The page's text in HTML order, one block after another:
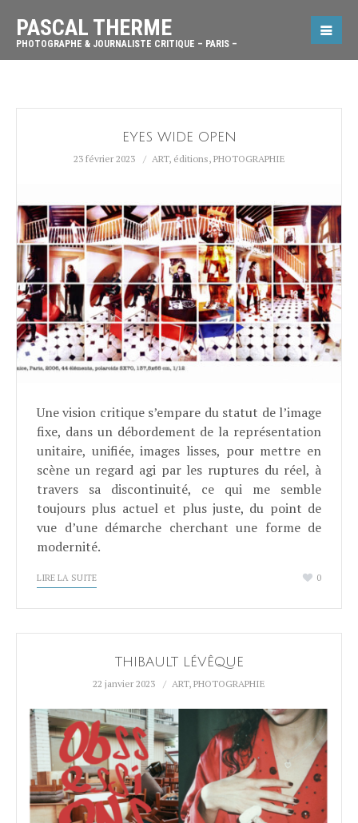
PASCAL THERME
PHOTOGRAPHE & JOURNALISTE CRITIQUE – PARIS –
EYES WIDE OPEN
23 février 2023 ART, éditions, PHOTOGRAPHIE
Une vision critique s’empare du statut de l’image
fixe, dans un débordement de la représentation
unitaire, unifiée, images lisses, pour mettre en
scène un regard agi par les ruptures du réel, à
travers sa discontinuité, ce qui me semble
toujours plus actuel et plus juste, du point de
vue d’une démarche cherchant une forme de
modernité.
LIRE LA SUITE 0
THIBAULT LÉVÊQUE
22 janvier 2023 ART, PHOTOGRAPHIE